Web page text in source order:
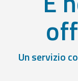
Un servizio